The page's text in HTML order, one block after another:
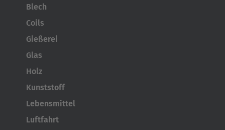
Blech
Coils
Gießerei
Glas
Holz
Kunststoff
Lebensmittel
Luftfahrt